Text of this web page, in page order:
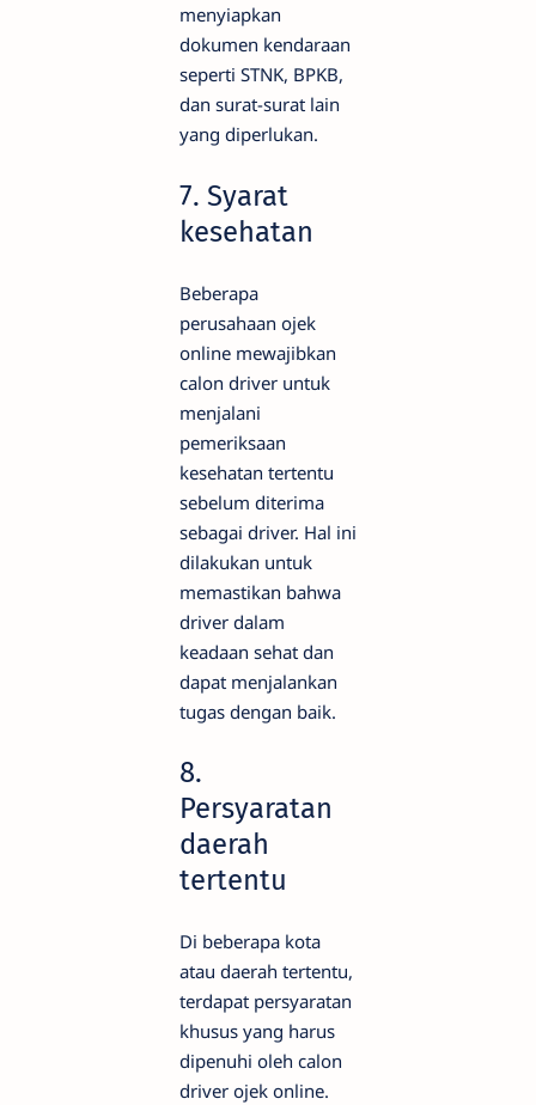
menyiapkan
dokumen kendaraan
seperti STNK, BPKB,
dan surat-surat lain
yang diperlukan.
7. Syarat
kesehatan
Beberapa
perusahaan ojek
online mewajibkan
calon driver untuk
menjalani
pemeriksaan
kesehatan tertentu
sebelum diterima
sebagai driver. Hal ini
dilakukan untuk
memastikan bahwa
driver dalam
keadaan sehat dan
dapat menjalankan
tugas dengan baik.
8.
Persyaratan
daerah
tertentu
Di beberapa kota
atau daerah tertentu,
terdapat persyaratan
khusus yang harus
dipenuhi oleh calon
driver ojek online.